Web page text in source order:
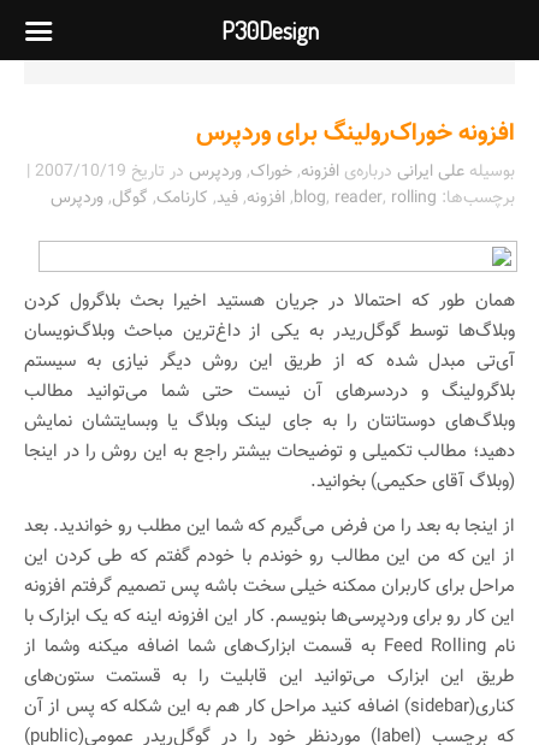
افزونه خوراک‌رولینگ برای وردپرس
بوسیله علی ایرانی درباره‌ی افزونه,خوراک,وردپرس در تاریخ 2007/10/19
|
برچسب‌ها:
blog, reader, rolling
, افزونه,فید, کارنامک, گوگل,وردپرس
همان طور که احتمالا در جریان هستید اخیرا بحث بلاگرول کردن
وبلاگ‌ها توسط گوگل‌ریدر به یکی از داغ‌ترین مباحث وبلاگ‌نویسان
آی‌تی مبدل شده که از طریق این روش دیگر نیازی به سیستم
بلاگرولینگ و درد‌سر‌های آن نیست حتی شما می‌توانید مطالب
وبلاگ‌های دوستانتان را به جای لینک وبلاگ یا وبسایتشان نمایش
دهید؛ مطالب تکمیلی و توضیحات بیشتر راجع به این روش را در اینجا
(وبلاگ آقای حکیمی) بخوانید.
از اینجا به بعد را من فرض می‌گیرم که شما این مطلب رو خواندید. بعد
از این که من این مطالب رو خوندم با خودم گفتم که طی کردن این
مراحل برای کاربران ممکنه خیلی سخت باشه پس تصمیم گرفتم افزونه
این کار رو برای وردپرسی‌ها بنویسم. کار این افزونه اینه که یک ابزارک با
نام Feed Rolling به قسمت ابزارک‌های شما اضافه میکنه وشما از
طریق این ابزارک می‌توانید این قابلیت را به قستمت ستون‌های
کناری(sidebar) اضافه کنید مراحل کار هم به این شکله که پس از آن
که برچسب (label) موردنظر خود را در گوگل‌ریدر عمومی(public)
P30Design